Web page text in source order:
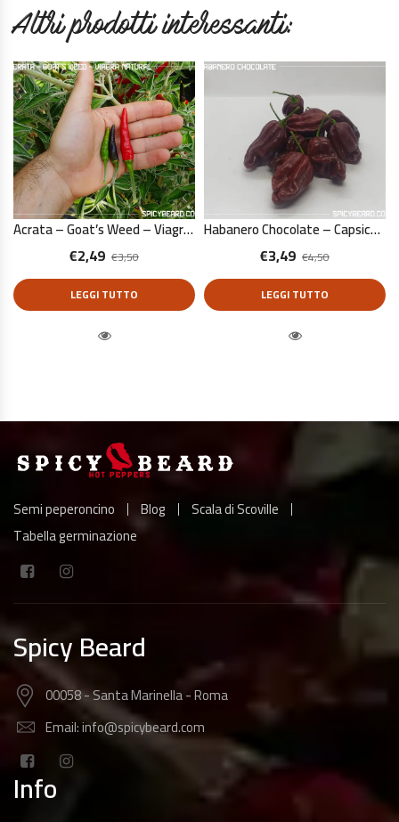
Altri prodotti interessanti:
Acrata – Goat’s Weed – Viagra Natural – Capsicum Annuum – 10 Semi Puri
€3,50
€2,49
LEGGI TUTTO
Habanero Chocolate – Capsicum Chinense – 10 Semi Puri
€4,50
€3,49
LEGGI TUTTO
Semi peperoncino Blog
Scala di Scoville
Tabella germinazione
Spicy Beard
00058 - Santa Marinella - Roma
Email: info@spicybeard.com
Info